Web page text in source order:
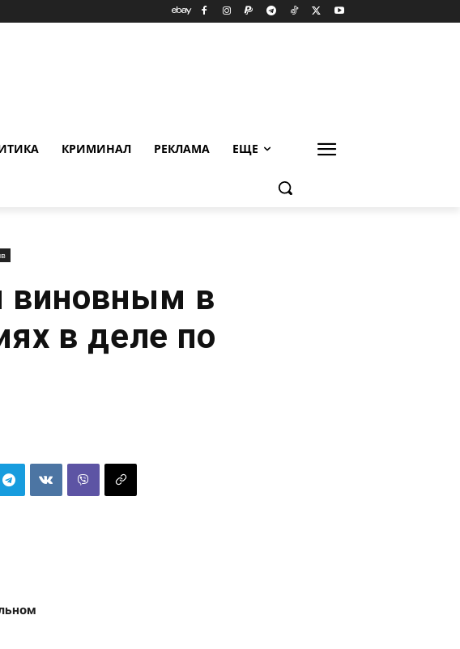
КРИМИНАЛ РЕКЛАМА ЕЩЕ
виновным в
в деле по